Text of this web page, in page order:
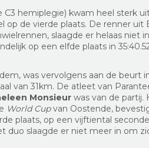
C3 hemiplegie) kwam heel sterk
op de vierde plaats. De renner
slaagde er helaas niet
op een elfde plaats in
was vervolgens aan de beurt
van 31km. De atleet van
Monsieur was van de partij.
World Cupvan Oostende,
plaats, op een vijftiental
duo slaagde er niet meer in om